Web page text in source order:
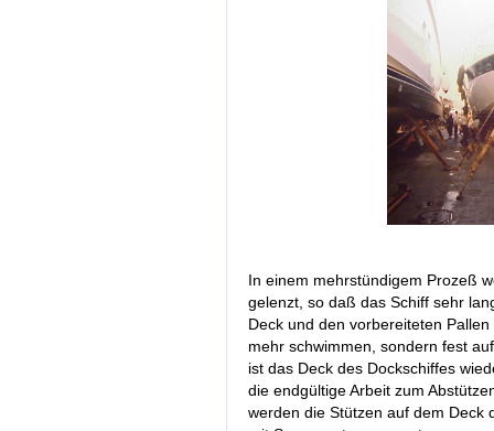
In einem mehrstündigem Prozeß
gelenzt, so daß das Schiff sehr
Deck und den vorbereiteten
mehr schwimmen, sondern fest
ist das Deck des Dockschiffes
die endgültige Arbeit zum
werden die Stützen auf dem Deck